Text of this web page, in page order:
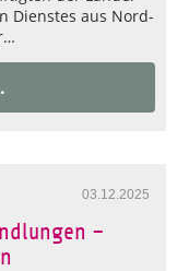
Dienstes aus Nord-
03.12.2025
–